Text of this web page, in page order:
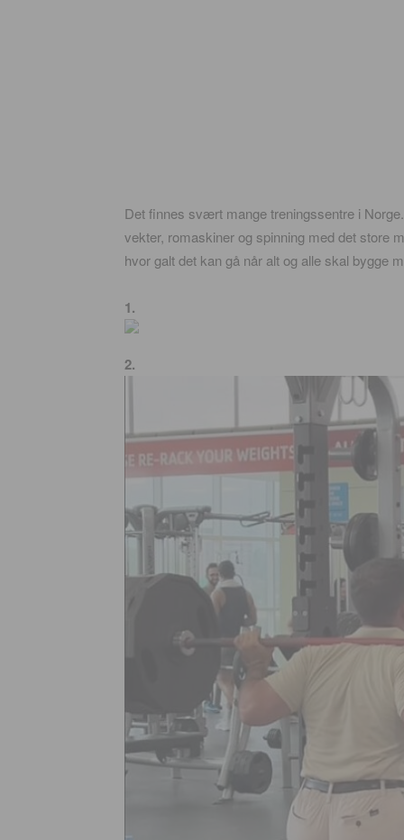
Det finnes svært mange treningssentre i
vekter, romaskiner og spinning med det store
hvor galt det kan gå når alt og alle skal bygge
1.
2.